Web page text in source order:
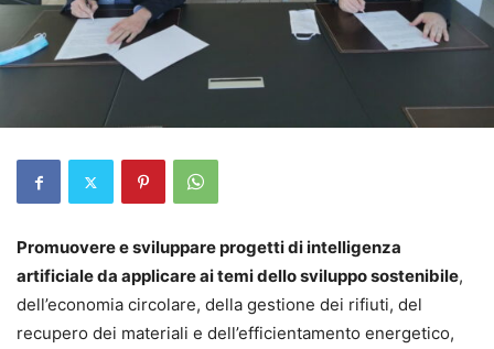
Promuovere e sviluppare progetti di intelligenza
artificiale da applicare ai temi dello sviluppo sostenibile,
dell’economia circolare, della gestione dei rifiuti, del
recupero dei materiali e dell’efficientamento energetico,